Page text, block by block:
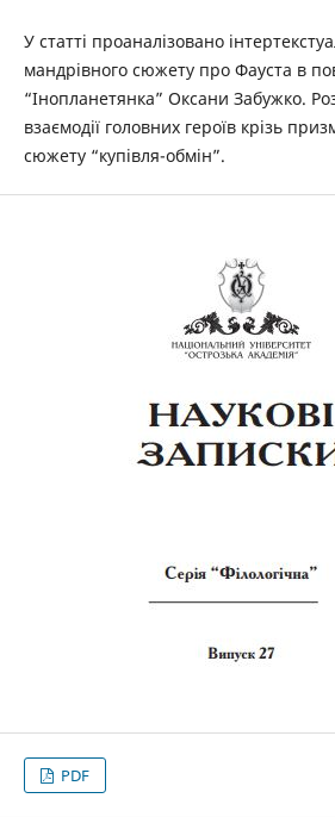
У статті проаналізовано
мандрівного сюжету про Фауста в
“Інопланетянка” Оксани Забужко.
взаємодії головних героїв крізь
сюжету “купівля-обмін”.
PDF